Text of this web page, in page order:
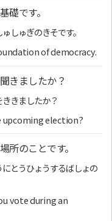
礎です。
しゅぎのきそです。
of democracy.
きましたか？
きましたか？
upcoming election?
所のことです。
とうひょうするばしょの
vote during an